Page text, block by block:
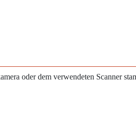
oder dem verwendeten Scanner